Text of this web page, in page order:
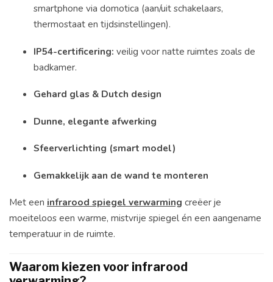
smartphone via domotica (aan/uit schakelaars,
thermostaat en tijdsinstellingen).
IP54-certificering: veilig voor natte ruimtes zoals de
badkamer.
Gehard glas & Dutch design
Dunne, elegante afwerking
Sfeerverlichting (smart model)
Gemakkelijk aan de wand te monteren
Met een infrarood spiegel verwarming creëer je
moeiteloos een warme, mistvrije spiegel én een aangename
temperatuur in de ruimte.
Waarom kiezen voor infrarood